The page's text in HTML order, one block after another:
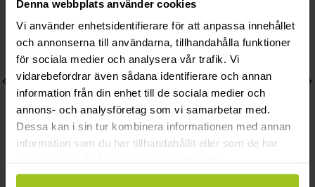
Denna webbplats använder cookies
Vi använder enhetsidentifierare för att anpassa innehållet
och annonserna till användarna, tillhandahålla funktioner
för sociala medier och analysera vår trafik. Vi
vidarebefordrar även sådana identifierare och annan
information från din enhet till de sociala medier och
annons- och analysföretag som vi samarbetar med.
Dessa kan i sin tur kombinera informationen med annan
information som du har tillhandahållit eller som de har
Thomas Sabo
Thomas Sabo